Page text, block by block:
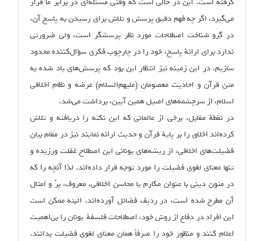
می‌گیرد، اگر چه فهم دقیق پرسش و تلاش برای رسیدن به پاسخ آن،
در گرو شناخت اصطلاحات مورد نظر پرسشگر است، ولی ضرورتی
ندارد برای ارائهٔ پاسخ، خود را در چارچوب فکری سؤال‌کننده محدود
سازیم. در این زمینه نیز انتظار این بود که پرسش‌های یاد شده به
متن قرآن و احادیث معصومان (علیهم‌السلام) عرضه و نظام اخلاقی
اسلام، از سرچشمه‌های اصیل همین آیین، برداشت می‌شد.
در نقطهٔ مقابل، برخی از عالمانی که این نکته را دریافته و تلاش
کرده‌اند اخلاق را بر پایهٔ قرآن و حدیث ارائه نمایند نیز در مقام بیان
فضیلت‌های اخلاقی، از ریشه‌های یونانی این اصطلاح غفلت ورزیده و
تنها معنای لغوی فضیلت را مورد توجه قرار داده‌اند. لذا آنچه را که
در متون دینی با عنوان مکارم یا محاسن اخلاقی، معروف، بِرّ و امثال
آن مطرح شده است، در ردیف فضائل آورده‌اند. البته ممکن است
این افراد در دفاع از روش خود، اصطلاحات فلسفهٔ‌ یونان را بی‌اهمیت
اعلام کنند و منظور خود را صرفاً همان معنای لغوی فضیلت بدانند.